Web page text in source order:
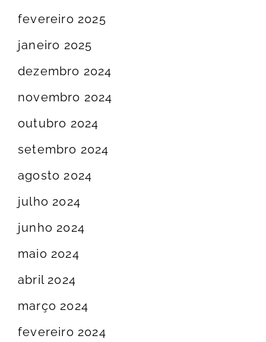
fevereiro 2025
janeiro 2025
dezembro 2024
novembro 2024
outubro 2024
setembro 2024
agosto 2024
julho 2024
junho 2024
maio 2024
abril 2024
março 2024
fevereiro 2024